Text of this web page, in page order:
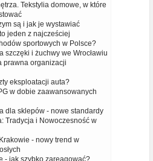
Tekstylia domowe, w które
są i jak je wystawiać
jeden z najcześciej
sportowych w Polsce?
szczęki i żuchwy we Wrocławiu
prawna organizacji
eksploatacji auta?
w dobie zaawansowanych
dla sklepów - nowe standardy
Tradycja i Nowoczesność w
- nowy trend w
- jak szybko zareagować?